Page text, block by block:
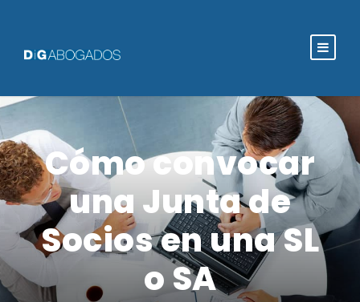
Cómo convocar
una Junta de
Socios en una SL
o SA